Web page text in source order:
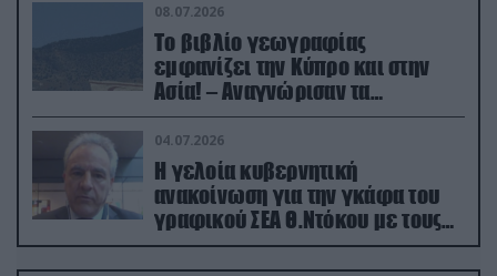
08.07.2026
Το βιβλίο γεωγραφίας
εμφανίζει την Κύπρο και στην
Ασία! – Αναγνώρισαν τα
κατεχόμενα; (φωτο)
04.07.2026
Η γελοία κυβερνητική
ανακοίνωση για την γκάφα του
γραφικού ΣΕΑ Θ.Ντόκου με τους
Ρώσους φαρσέρ